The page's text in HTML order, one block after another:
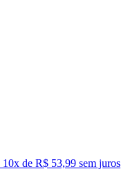
10x de R$ 53,99 sem juros